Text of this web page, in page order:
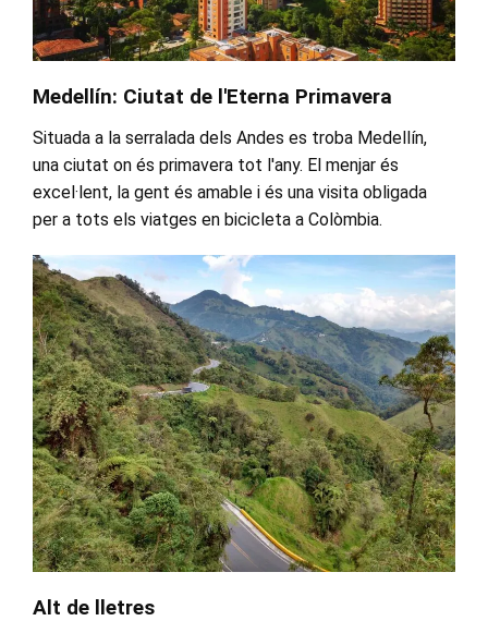
Medellín: Ciutat de l'Eterna Primavera
Situada a la serralada dels Andes es troba Medellín,
una ciutat on és primavera tot l'any. El menjar és
excel·lent, la gent és amable i és una visita obligada
per a tots els viatges en bicicleta a Colòmbia.
Alt de lletres